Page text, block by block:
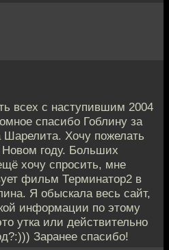
всех с наступившим 2004
спасибо Гоблину за
Шарелита. Хочу пожелать
Новом году. Больших
хочу спросить, мне
фильм Терминатор2 в
Я обыскала весь сайт,
информации по этому
утка или действительно
Заранее спасибо!